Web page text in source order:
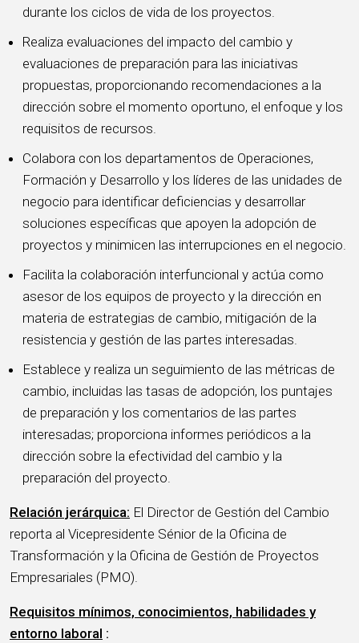
durante los ciclos de vida de los proyectos.
Realiza evaluaciones del impacto del cambio y
evaluaciones de preparación para las iniciativas
propuestas, proporcionando recomendaciones a la
dirección sobre el momento oportuno, el enfoque y los
requisitos de recursos.
Colabora con los departamentos de Operaciones,
Formación y Desarrollo y los líderes de las unidades de
negocio para identificar deficiencias y desarrollar
soluciones específicas que apoyen la adopción de
proyectos y minimicen las interrupciones en el negocio.
Facilita la colaboración interfuncional y actúa como
asesor de los equipos de proyecto y la dirección en
materia de estrategias de cambio, mitigación de la
resistencia y gestión de las partes interesadas.
Establece y realiza un seguimiento de las métricas de
cambio, incluidas las tasas de adopción, los puntajes
de preparación y los comentarios de las partes
interesadas; proporciona informes periódicos a la
dirección sobre la efectividad del cambio y la
preparación del proyecto.
Relación jerárquica: El Director de Gestión del Cambio
reporta al Vicepresidente Sénior de la Oficina de
Transformación y la Oficina de Gestión de Proyectos
Empresariales (PMO).
Requisitos mínimos, conocimientos, habilidades y
entorno laboral :